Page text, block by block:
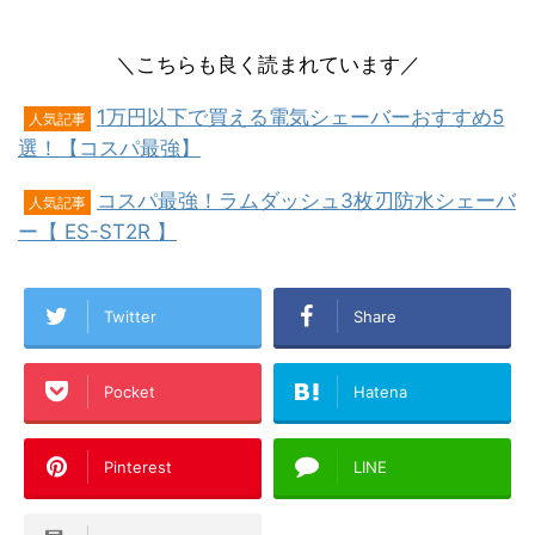
＼こちらも良く読まれています／
人気記事
1万円以下で買える電気シェーバーおすすめ5
選！【コスパ最強】
人気記事
コスパ最強！ラムダッシュ3枚刃防水シェーバ
ー【 ES-ST2R 】
Twitter Share
Pocket Hatena
Pinterest LINE